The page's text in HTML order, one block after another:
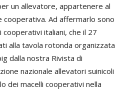
un allevatore, appartenere al
cooperativa. Ad affermarlo sono
cooperativi italiani, che il 27
alla tavola rotonda organizzata
dalla nostra Rivista di
nazionale allevatori suinicoli
dei macelli cooperativi nella